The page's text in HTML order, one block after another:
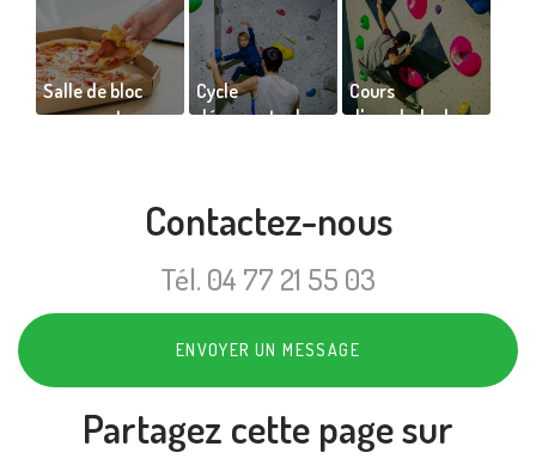
Salle de bloc
proposant
Cycle
découverte de
Cours
d'escalade de
Contactez-nous
Tél. 04 77 21 55 03
ENVOYER UN MESSAGE
Partagez cette page sur